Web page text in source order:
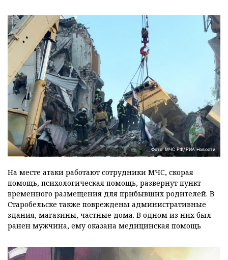
Фото: МЧС РФ/РИА Новости
На месте атаки работают сотрудники МЧС, скорая
помощь, психологическая помощь, развернут пункт
временного размещения для прибывших родителей. В
Старобельске также повреждены административные
здания, магазины, частные дома. В одном из них был
ранен мужчина, ему оказана медицинская помощь